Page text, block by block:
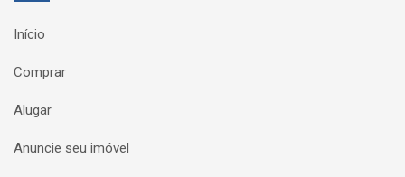
Início
Comprar
Alugar
Anuncie seu imóvel